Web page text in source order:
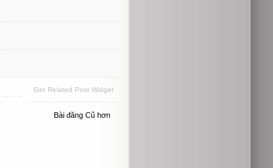
Get Related Post Widget
Bài đăng Cũ hơn